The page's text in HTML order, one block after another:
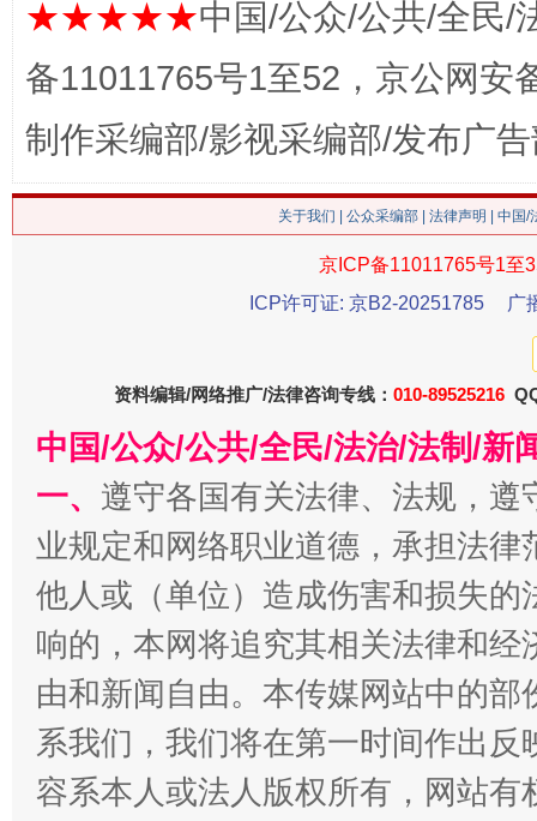
今
“刷贴”乱象丛生
生
★★★★★中国/公众/公共/全民/
备11011765号1至52，京公网安
制作采编部/影视采编部/发布广
关于我们 公众采编部 法律声明 | 中国
京ICP备11011765号1至
ICP许可证: 京B2-20251785
广
资料编辑/网络推广/法律咨询专线： 010-89525216
中国/公众/公共/全民/法治/法制/新
一、 遵守各国有关法律、法规，
业规定和网络职业道德，承担法
他人或（单位）造成伤害和损失
响的，本网将追究其相关法律和
由和新闻自由。本传媒网站中的
系我们，我们将在第一时间作出
容系本人或法人版权所有，网站